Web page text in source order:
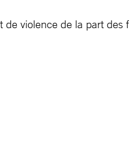
violence de la part des